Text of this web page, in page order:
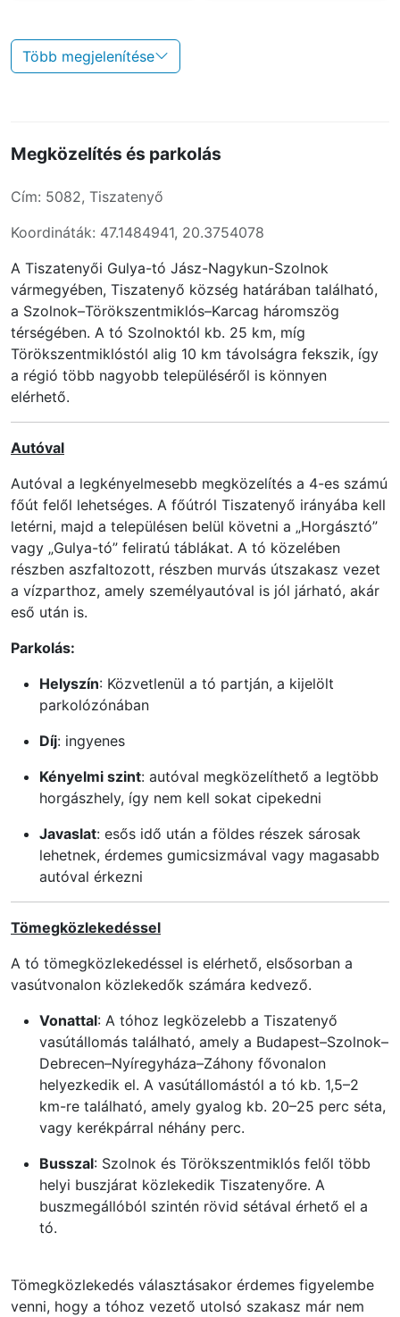
Több megjelenítése
Megközelítés és parkolás
Cím: 5082, Tiszatenyő
Koordináták: 47.1484941, 20.3754078
A Tiszatenyői Gulya-tó Jász-Nagykun-Szolnok
vármegyében, Tiszatenyő község határában található,
a Szolnok–Törökszentmiklós–Karcag háromszög
térségében. A tó Szolnoktól kb. 25 km, míg
Törökszentmiklóstól alig 10 km távolságra fekszik, így
a régió több nagyobb településéről is könnyen
elérhető.
Autóval
Autóval a legkényelmesebb megközelítés a 4-es számú
főút felől lehetséges. A főútról Tiszatenyő irányába kell
letérni, majd a településen belül követni a „Horgásztó”
vagy „Gulya-tó” feliratú táblákat. A tó közelében
részben aszfaltozott, részben murvás útszakasz vezet
a vízparthoz, amely személyautóval is jól járható, akár
eső után is.
Parkolás:
Helyszín: Közvetlenül a tó partján, a kijelölt
parkolózónában
Díj: ingyenes
Kényelmi szint: autóval megközelíthető a legtöbb
horgászhely, így nem kell sokat cipekedni
Javaslat: esős idő után a földes részek sárosak
lehetnek, érdemes gumicsizmával vagy magasabb
autóval érkezni
Tömegközlekedéssel
A tó tömegközlekedéssel is elérhető, elsősorban a
vasútvonalon közlekedők számára kedvező.
Vonattal: A tóhoz legközelebb a Tiszatenyő
vasútállomás található, amely a Budapest–Szolnok–
Debrecen–Nyíregyháza–Záhony fővonalon
helyezkedik el. A vasútállomástól a tó kb. 1,5–2
km-re található, amely gyalog kb. 20–25 perc séta,
vagy kerékpárral néhány perc.
Busszal: Szolnok és Törökszentmiklós felől több
helyi buszjárat közlekedik Tiszatenyőre. A
buszmegállóból szintén rövid sétával érhető el a
tó.
Tömegközlekedés választásakor érdemes figyelembe
venni, hogy a tóhoz vezető utolsó szakasz már nem